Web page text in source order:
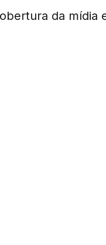
da mídia